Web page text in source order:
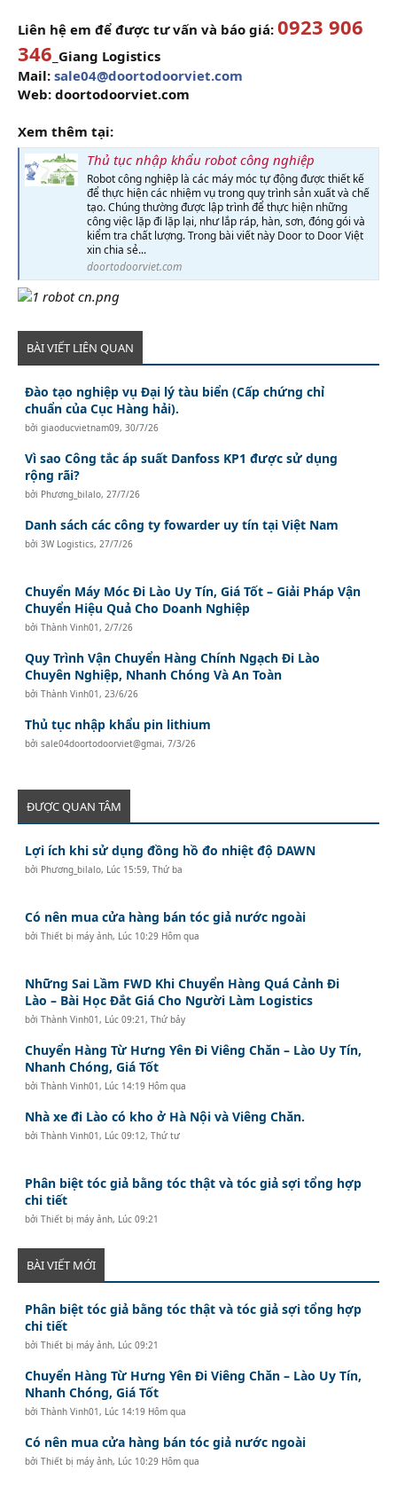
Liên hệ em để được tư vấn và báo giá: 0923 906
346 Giang Logistics
Mail: sale04@doortodoorviet.com
Web: doortodoorviet.com
Xem thêm tại:
Thủ tục nhập khẩu robot công nghiệp
Robot công nghiệp là các máy móc tự động được thiết kế
để thực hiện các nhiệm vụ trong quy trình sản xuất và chế
tạo. Chúng thường được lập trình để thực hiện những
công việc lặp đi lặp lại, như lắp ráp, hàn, sơn, đóng gói và
kiểm tra chất lượng. Trong bài viết này Door to Door Việt
xin chia sẻ...
doortodoorviet.com
BÀI VIẾT LIÊN QUAN
Đào tạo nghiệp vụ Đại lý tàu biển (Cấp chứng chỉ
chuẩn của Cục Hàng hải).
bởigiaoducvietnam09,30/7/26
Vì sao Công tắc áp suất Danfoss KP1 được sử dụng
rộng rãi?
bởi Phương_bilalo,27/7/26
Danh sách các công ty fowarder uy tín tại Việt Nam
bởi3W Logistics,27/7/26
Chuyển Máy Móc Đi Lào Uy Tín, Giá Tốt – Giải Pháp Vận
Chuyển Hiệu Quả Cho Doanh Nghiệp
bởiThành Vinh01,2/7/26
Quy Trình Vận Chuyển Hàng Chính Ngạch Đi Lào
Chuyên Nghiệp, Nhanh Chóng Và An Toàn
bởiThành Vinh01,23/6/26
Thủ tục nhập khẩu pin lithium
bởisale04doortodoorviet@gmai,7/3/26
ĐƯỢC QUAN TÂM
Lợi ích khi sử dụng đồng hồ đo nhiệt độ DAWN
bởi Phương_bilalo, Lúc 15:59, Thứ ba
Có nên mua cửa hàng bán tóc giả nước ngoài
bởiThiết bị máy ảnh, Lúc 10:29 Hôm qua
Những Sai Lầm FWD Khi Chuyển Hàng Quá Cảnh Đi
Lào – Bài Học Đắt Giá Cho Người Làm Logistics
bởiThành Vinh01, Lúc 09:21, Thứ bảy
Chuyển Hàng Từ Hưng Yên Đi Viêng Chăn – Lào Uy Tín,
Nhanh Chóng, Giá Tốt
bởiThành Vinh01, Lúc 14:19 Hôm qua
Nhà xe đi Lào có kho ở Hà Nội và Viêng Chăn.
bởiThành Vinh01, Lúc 09:12, Thứ tư
Phân biệt tóc giả bằng tóc thật và tóc giả sợi tổng hợp
chi tiết
bởiThiết bị máy ảnh, Lúc 09:21
BÀI VIẾT MỚI
Phân biệt tóc giả bằng tóc thật và tóc giả sợi tổng hợp
chi tiết
bởiThiết bị máy ảnh, Lúc 09:21
Chuyển Hàng Từ Hưng Yên Đi Viêng Chăn – Lào Uy Tín,
Nhanh Chóng, Giá Tốt
bởiThành Vinh01, Lúc 14:19 Hôm qua
Có nên mua cửa hàng bán tóc giả nước ngoài
bởiThiết bị máy ảnh, Lúc 10:29 Hôm qua